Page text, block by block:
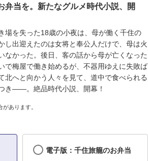
弁当を。新たなグルメ時代小説、開
場を失った18歳の小夜は、母が働く千住の
し出迎えたのは女将と奉公人だけで、母は火
なかった。後日、客の話から母が亡くなった
で梅屋で働き始めるが、不器用ゆえに失敗ば
北へと向かう人々を見て、道中で食べられる
き――。絶品時代小説、開幕！
あります。
電子版：千住旅籠のお弁当